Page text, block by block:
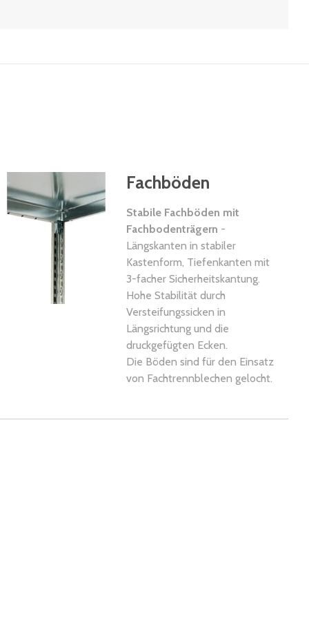
Fachböden
Stabile Fachböden mit
Fachbodenträgern -
Längskanten in stabiler
Kastenform, Tiefenkanten mit
3-facher Sicherheitskantung.
Hohe Stabilität durch
Versteifungssicken in
Längsrichtung und die
druckgefügten Ecken.
Die Böden sind für den Einsatz
von Fachtrennblechen gelocht.